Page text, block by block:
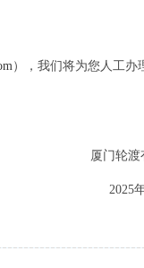
），我们将为您人工办
厦门轮渡
2025